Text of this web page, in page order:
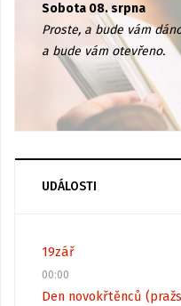
Sobota 08. srpna
Proste, a bude vám
a bude vám otevřeno.
UDÁLOSTI
19zář
00:00
Den novokřtěnců